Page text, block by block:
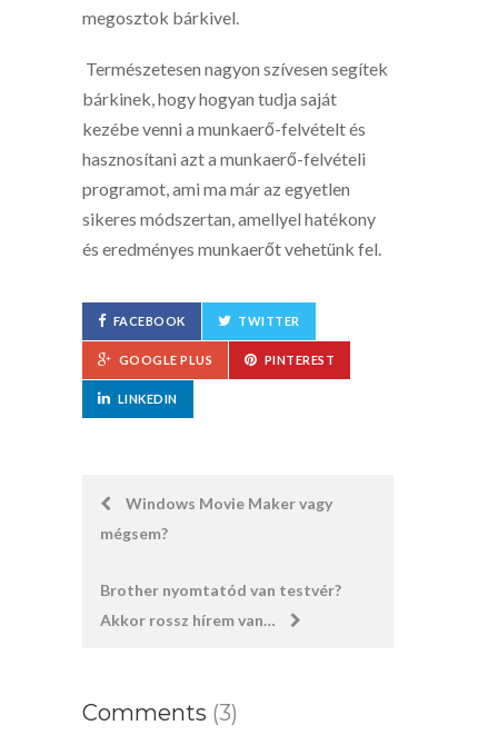
megosztok bárkivel.
Természetesen nagyon szívesen segítek
bárkinek, hogy hogyan tudja saját
kezébe venni a munkaerő-felvételt és
hasznosítani azt a munkaerő-felvételi
programot, ami ma már az egyetlen
sikeres módszertan, amellyel hatékony
és eredményes munkaerőt vehetünk fel.
FACEBOOK TWITTER
GOOGLE PLUS PINTEREST
LINKEDIN
PostWindows Movie Maker vagy
mégsem?
Brother nyomtatód van testvér?
Akkor rossz hírem van…
Comments (3)